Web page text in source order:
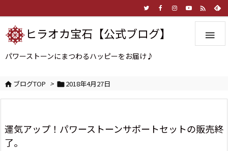


ヒラオカ宝石【公式ブログ】
パワーストーンにまつわるハッピーをお届け♪
ブログTOP > 2018年4月27日
運気アップ！パワーストーンサポートセットの販売終
了。